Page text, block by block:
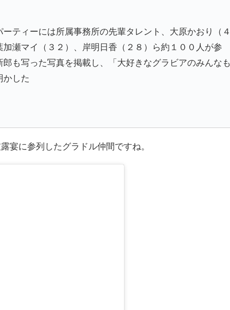
ティーには所属事務所の先輩タレント、 大原かおり
（４
加瀬マイ （３２）、 岸明日香 （２８）ら約１００人が参
も写った写真を掲載し、「大好きなグラビアのみんなも
かした
宴に参列したグラドル仲間ですね。